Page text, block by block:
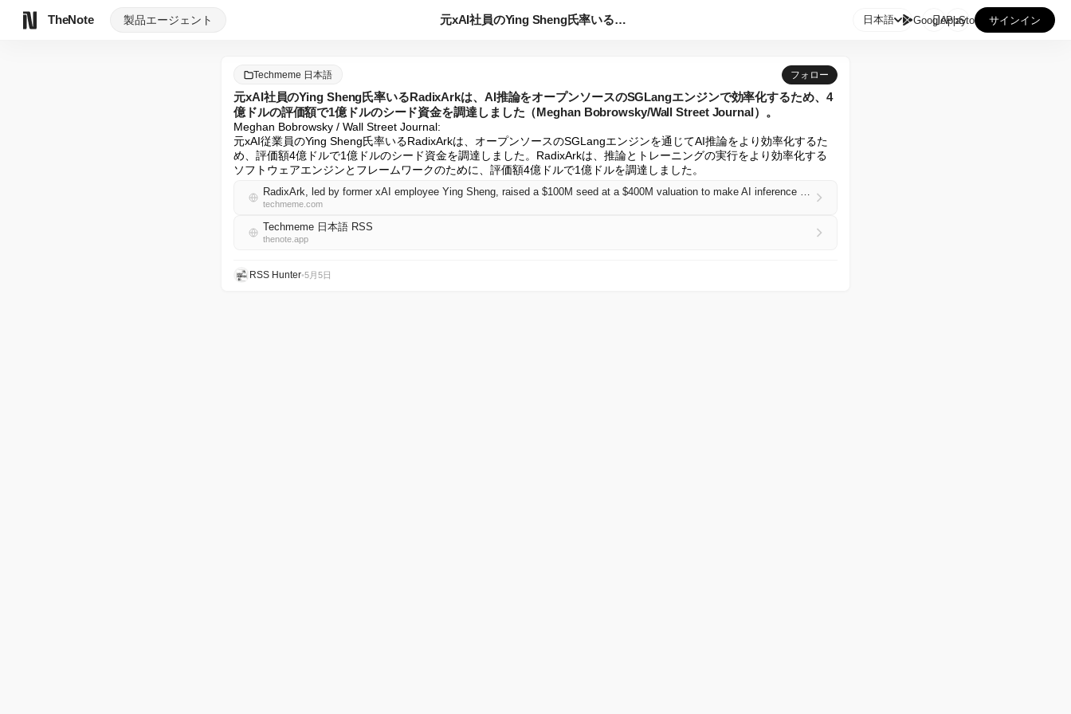
TheNote 製品エージェント 元xAI社員のYing Sheng氏率いるRadixArkは... 日本語 GooglePlay
AppStore サインイン
Techmeme 日本語 フォロー
元xAI社員のYing Sheng氏率いるRadixArkは、AI推論をオープンソースのSGLangエンジンで効率化するため、4
億ドルの評価額で1億ドルのシード資金を調達しました（Meghan Bobrowsky/Wall Street Journal）。
Meghan Bobrowsky / Wall Street Journal:
元xAI従業員のYing Sheng氏率いるRadixArkは、オープンソースのSGLangエンジンを通じてAI推論をより効率化するた
め、評価額4億ドルで1億ドルのシード資金を調達しました。RadixArkは、推論とトレーニングの実行をより効率化する
ソフトウェアエンジンとフレームワークのために、評価額4億ドルで1億ドルを調達しました。
RadixArk, led by former xAI employee Ying Sheng, raised a $100M seed at a $400M valuation to make AI inference more efficient via its open-source SGLang engine (Meghan Bobrowsky/Wall Street Journal)
techmeme.com
Techmeme 日本語 RSS
thenote.app
RSS Hunter•5月5日